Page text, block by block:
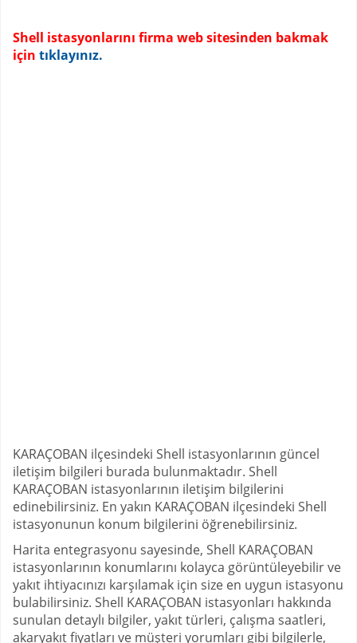
Shell istasyonlarını firma web sitesinden bakmak
için tıklayınız.
KARAÇOBAN ilçesindeki Shell istasyonlarının güncel
iletişim bilgileri burada bulunmaktadır. Shell
KARAÇOBAN istasyonlarının iletişim bilgilerini
edinebilirsiniz. En yakın KARAÇOBAN ilçesindeki Shell
istasyonunun konum bilgilerini öğrenebilirsiniz.
Harita entegrasyonu sayesinde, Shell KARAÇOBAN
istasyonlarının konumlarını kolayca görüntüleyebilir ve
yakıt ihtiyacınızı karşılamak için size en uygun istasyonu
bulabilirsiniz. Shell KARAÇOBAN istasyonları hakkında
sunulan detaylı bilgiler, yakıt türleri, çalışma saatleri,
akaryakıt fiyatları ve müşteri yorumları gibi bilgilerle,